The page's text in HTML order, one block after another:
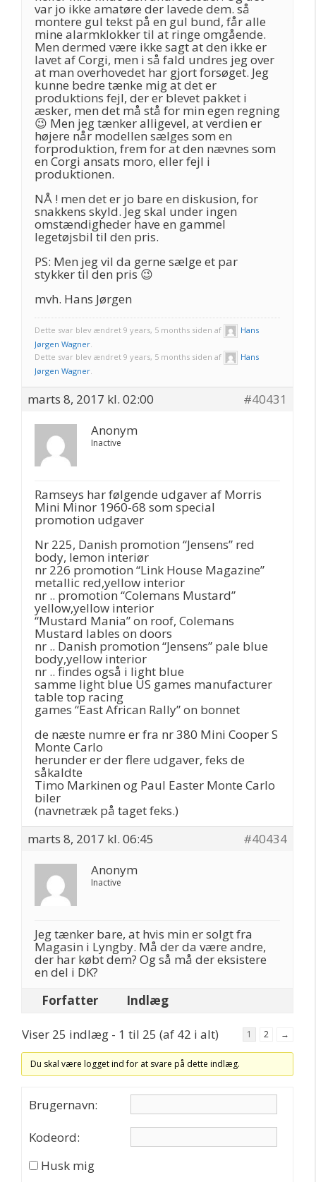
var jo ikke amatøre der lavede dem. så
montere gul tekst på en gul bund, får alle
mine alarmklokker til at ringe omgående.
Men dermed være ikke sagt at den ikke er
lavet af Corgi, men i så fald undres jeg over
at man overhovedet har gjort forsøget. Jeg
kunne bedre tænke mig at det er
produktions fejl, der er blevet pakket i
æsker, men det må stå for min egen regning
😉 Men jeg tænker alligevel, at verdien er
højere når modellen sælges som en
forproduktion, frem for at den nævnes som
en Corgi ansats moro, eller fejl i
produktionen.
NÅ ! men det er jo bare en diskusion, for
snakkens skyld. Jeg skal under ingen
omstændigheder have en gammel
legetøjsbil til den pris.
PS: Men jeg vil da gerne sælge et par
stykker til den pris 😉
mvh. Hans Jørgen
Dette svar blev ændret 9 years, 5 months siden af
Hans
Jørgen Wagner.
Dette svar blev ændret 9 years, 5 months siden af
Hans
Jørgen Wagner.
marts 8, 2017 kl. 02:00
#40431
Anonym
Inactive
Ramseys har følgende udgaver af Morris
Mini Minor 1960-68 som special
promotion udgaver
Nr 225, Danish promotion “Jensens” red
body, lemon interiør
nr 226 promotion “Link House Magazine”
metallic red,yellow interior
nr .. promotion “Colemans Mustard”
yellow,yellow interior
“Mustard Mania” on roof, Colemans
Mustard lables on doors
nr .. Danish promotion “Jensens” pale blue
body,yellow interior
nr .. findes også i light blue
samme light blue US games manufacturer
table top racing
games “East African Rally” on bonnet
de næste numre er fra nr 380 Mini Cooper S
Monte Carlo
herunder er der flere udgaver, feks de
såkaldte
Timo Markinen og Paul Easter Monte Carlo
biler
(navnetræk på taget feks.)
marts 8, 2017 kl. 06:45
#40434
Anonym
Inactive
Jeg tænker bare, at hvis min er solgt fra
Magasin i Lyngby. Må der da være andre,
der har købt dem? Og så må der eksistere
en del i DK?
Forfatter
Indlæg
Viser 25 indlæg - 1 til 25 (af 42 i alt) 1 2 →
Du skal være logget ind for at svare på dette indlæg.
Brugernavn:
Kodeord:
Husk mig